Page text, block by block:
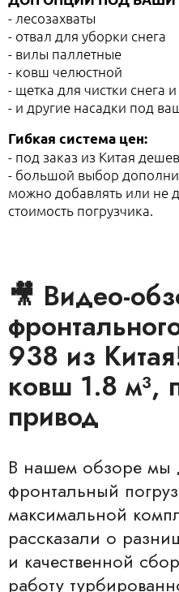
- лесозахваты
- отвал для уборки снега
- вилы паллетные
- ковш челюстной
- щетка для чистки снега
- и другие насадки под
Гибкая система цен:
- под заказ из Китая
- большой выбор
можно добавлять или не
стоимость погрузчика.
🎥 Видео-
938 из
ковш 1.8 м³,
привод
В нашем обзоре мы
фронтальный
максимальной
рассказали о
и качественной
работу